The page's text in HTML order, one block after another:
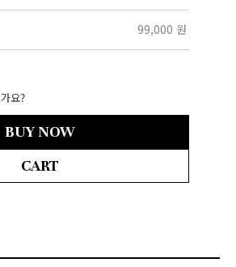
99,000 원
요?
BUY NOW
CART